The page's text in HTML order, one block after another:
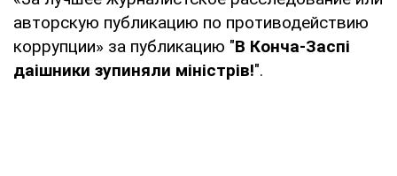
авторскую публикацию по противодействию
коррупции» за публикацию "В Конча-Заспі
даішники зупиняли міністрів!".